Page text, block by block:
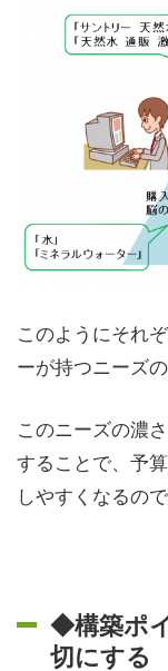
このようにそれ
ーが持つニーズ
このニーズの濃
することで、予
しやすくなるので
◆構築ポ
切にする